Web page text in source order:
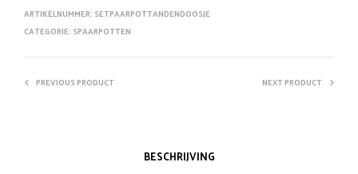
ARTIKELNUMMER: SETPAARPOTTANDENDOOSJE
CATEGORIE: SPAARPOTTEN
PREVIOUS PRODUCT NEXT PRODUCT
BESCHRIJVING